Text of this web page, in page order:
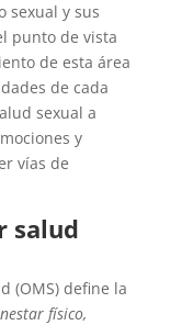
sexual y sus
punto de vista
de esta área
de cada
sexual a
y
vías de
salud
(OMS) define la
físico,